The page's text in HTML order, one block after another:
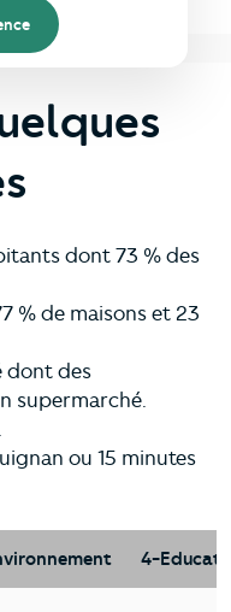
dont 73 % des
% de maisons et 23
dont des
supermarché.
ou 15 minutes
4-